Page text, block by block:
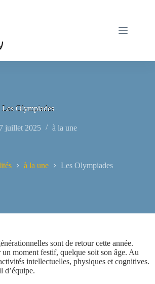
Les Olympiades
7 juillet 2025 à la une
à la une Les Olympiades
sont de retour cette année.
un moment festif, quelque soit son âge. Au
intellectuelles, physiques et cognitives.
d’équipe.